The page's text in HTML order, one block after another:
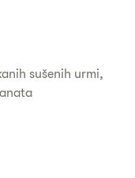
sušenih urmi,